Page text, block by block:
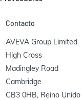
Contacto
AVEVA Group Limited
High Cross
Madingley Road
Cambridge
CB3 0HB, Reino Unido